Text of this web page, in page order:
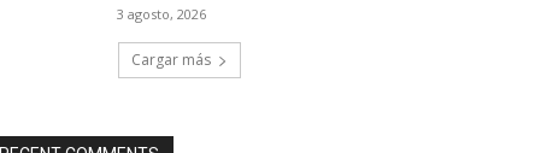
3 agosto, 2026
Cargar más